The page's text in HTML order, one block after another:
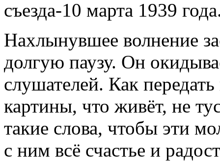
съезда-10 марта 1939
Нахлынувшее волнение
долгую паузу. Он
слушателей. Как
картины, что живёт, не
такие слова, чтобы эти
с ним всё счастье и